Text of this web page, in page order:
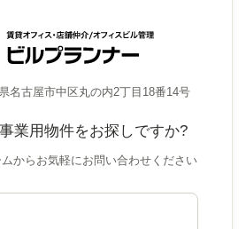
名古屋市中区丸の内2丁目18番14号
業用物件をお探しですか?
からお気軽にお問い合わせください